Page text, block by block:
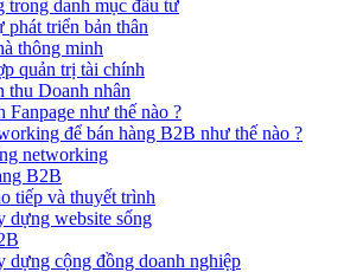
trong danh mục đầu tư
phát triển bản thân
thông minh
quản trị tài chính
thu Doanh nhân
Fanpage như thế nào ?
để bán hàng B2B như thế nào ?
networking
B2B
tiếp và thuyết trình
dựng website sống
dựng cộng đồng doanh nghiệp